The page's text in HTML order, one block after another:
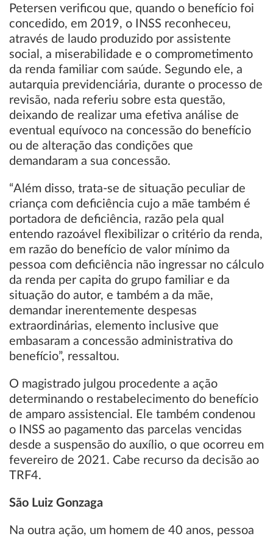
Petersen verificou que, quando o benefício foi
concedido, em 2019, o INSS reconheceu,
através de laudo produzido por assistente
social, a miserabilidade e o comprometimento
da renda familiar com saúde. Segundo ele, a
autarquia previdenciária, durante o processo de
revisão, nada referiu sobre esta questão,
deixando de realizar uma efetiva análise de
eventual equívoco na concessão do benefício
ou de alteração das condições que
demandaram a sua concessão.
“Além disso, trata-se de situação peculiar de
criança com deficiência cujo a mãe também é
portadora de deficiência, razão pela qual
entendo razoável flexibilizar o critério da renda,
em razão do benefício de valor mínimo da
pessoa com deficiência não ingressar no cálculo
da renda per capita do grupo familiar e da
situação do autor, e também a da mãe,
demandar inerentemente despesas
extraordinárias, elemento inclusive que
embasaram a concessão administrativa do
benefício”, ressaltou.
O magistrado julgou procedente a ação
determinando o restabelecimento do benefício
de amparo assistencial. Ele também condenou
o INSS ao pagamento das parcelas vencidas
desde a suspensão do auxílio, o que ocorreu em
fevereiro de 2021. Cabe recurso da decisão ao
TRF4.
São Luiz Gonzaga
Na outra ação, um homem de 40 anos, pessoa